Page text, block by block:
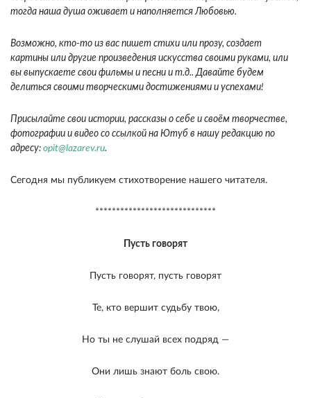
тогда наша душа оживает и наполняется Любовью.
Возможно, кто-то из вас пишет стихи или прозу, создает
картины или другие произведения искусства своими руками, или
вы выпускаете свои фильмы и песни и т.д.. Давайте будем
делиться своими творческими достижениями и успехами!
Присылайте свои истории, рассказы о себе и своём творчестве,
фотографии и видео со ссылкой на Ютуб в нашу редакцию по
адресу: opit@lazarev.ru.
Сегодня мы публикуем стихотворение нашего читателя.
*****************************
Пусть говорят
Пусть говорят, пусть говорят
Те, кто вершит судьбу твою,
Но ты не слушай всех подряд —
Они лишь знают боль свою.